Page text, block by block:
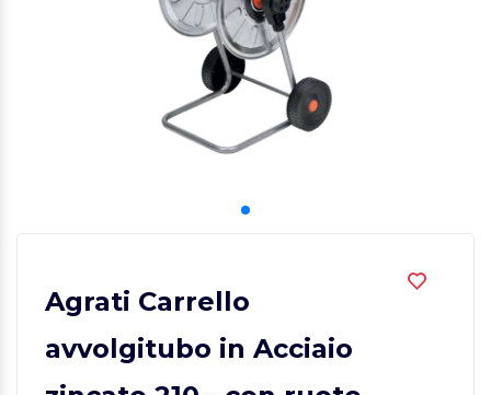
Agrati Carrello
avvolgitubo in Acciaio